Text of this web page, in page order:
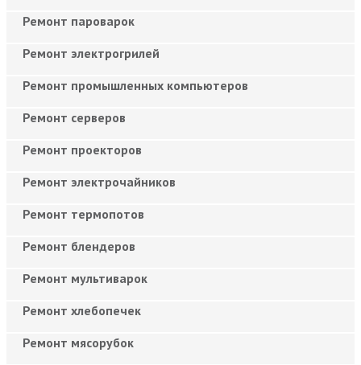
Ремонт пароварок
Ремонт электрогрилей
Ремонт промышленных компьютеров
Ремонт серверов
Ремонт проекторов
Ремонт электрочайников
Ремонт термопотов
Ремонт блендеров
Ремонт мультиварок
Ремонт хлебопечек
Ремонт мясорубок